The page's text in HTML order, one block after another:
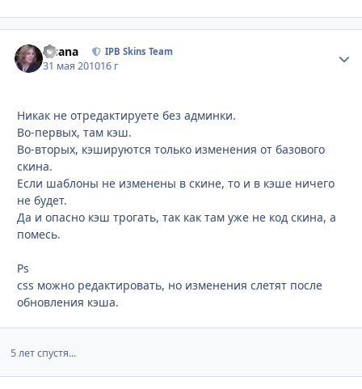
Fisana IPB Skins Team
31 мая 201016 г
Никак не отредактируете без админки.
Во-первых, там кэш.
Во-вторых, кэшируются только изменения от базового
скина.
Если шаблоны не изменены в скине, то и в кэше ничего
не будет.
Да и опасно кэш трогать, так как там уже не код скина, а
помесь.
Ps
css можно редактировать, но изменения слетят после
обновления кэша.
5 лет спустя...